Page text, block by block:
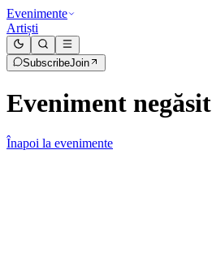
Evenimente
Artiști
SubscribeJoin
Eveniment negăsit
Înapoi la evenimente